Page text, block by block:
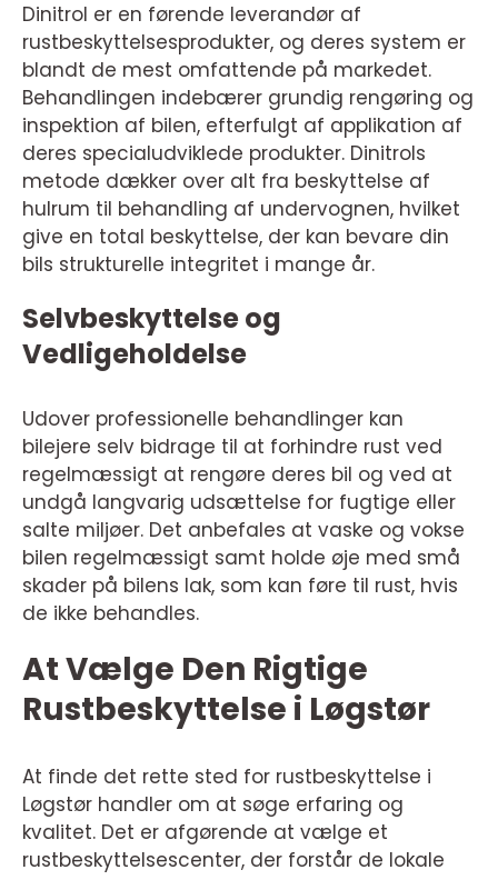
Dinitrol er en førende leverandør af
rustbeskyttelsesprodukter, og deres system er
blandt de mest omfattende på markedet.
Behandlingen indebærer grundig rengøring og
inspektion af bilen, efterfulgt af applikation af
deres specialudviklede produkter. Dinitrols
metode dækker over alt fra beskyttelse af
hulrum til behandling af undervognen, hvilket
give en total beskyttelse, der kan bevare din
bils strukturelle integritet i mange år.
Selvbeskyttelse og
Vedligeholdelse
Udover professionelle behandlinger kan
bilejere selv bidrage til at forhindre rust ved
regelmæssigt at rengøre deres bil og ved at
undgå langvarig udsættelse for fugtige eller
salte miljøer. Det anbefales at vaske og vokse
bilen regelmæssigt samt holde øje med små
skader på bilens lak, som kan føre til rust, hvis
de ikke behandles.
At Vælge Den Rigtige
Rustbeskyttelse i Løgstør
At finde det rette sted for rustbeskyttelse i
Løgstør handler om at søge erfaring og
kvalitet. Det er afgørende at vælge et
rustbeskyttelsescenter, der forstår de lokale